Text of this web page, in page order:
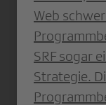
Web
SRF sogar
Strategie.